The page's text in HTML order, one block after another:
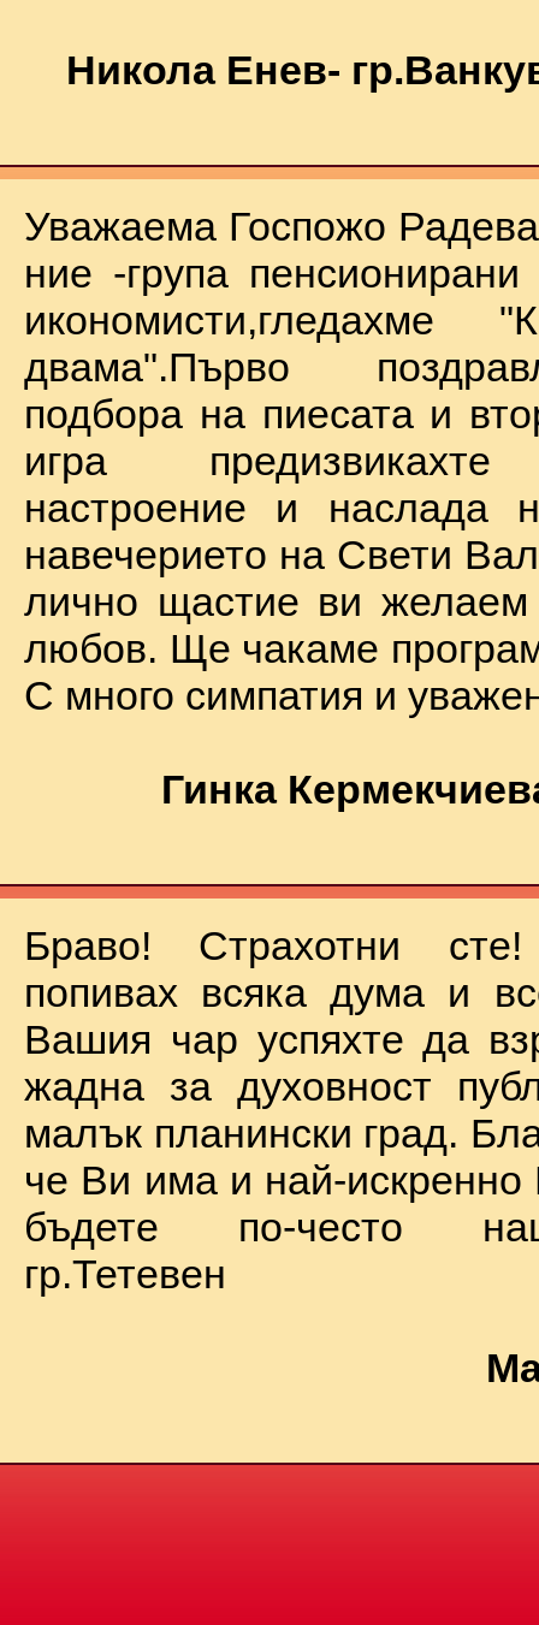
Никола Енев-
Уважаема Госпожо
ние -група
икономисти,гледахме
двама".Първо
подбора на пиесата и
игра
настроение и наслада
навечерието на Свети
лично щастие ви желаем
любов. Ще чакаме
С много симпатия и
Гинка
Браво! Страхотни
попивах всяка дума и
Вашия чар успяхте да
жадна за духовност
малък планински град.
че Ви има и най-
бъдете по-често
гр.Тетевен